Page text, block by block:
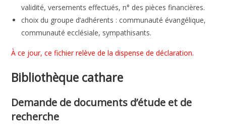
validité, versements effectués, n° des pièces financières.
choix du groupe d’adhérents : communauté évangélique,
communauté ecclésiale, sympathisants.
À ce jour, ce fichier relève de la dispense de déclaration.
Bibliothèque cathare
Demande de documents d’étude et de
recherche